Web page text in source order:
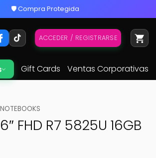
🛡️ Compra Protegida
ACCEDER / REGISTRARSE
Gift Cards Ventas Corporativas
NOTEBOOKS
FHD R7 5825U 16GB